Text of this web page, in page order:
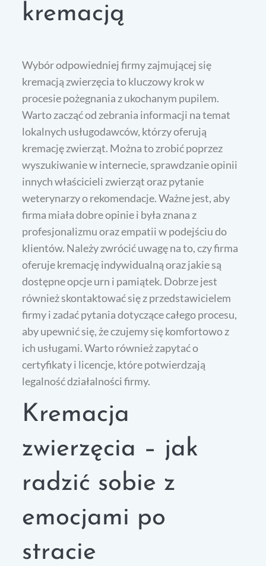
kremacją
Wybór odpowiedniej firmy zajmującej się
kremacją zwierzęcia to kluczowy krok w
procesie pożegnania z ukochanym pupilem.
Warto zacząć od zebrania informacji na temat
lokalnych usługodawców, którzy oferują
kremację zwierząt. Można to zrobić poprzez
wyszukiwanie w internecie, sprawdzanie opinii
innych właścicieli zwierząt oraz pytanie
weterynarzy o rekomendacje. Ważne jest, aby
firma miała dobre opinie i była znana z
profesjonalizmu oraz empatii w podejściu do
klientów. Należy zwrócić uwagę na to, czy firma
oferuje kremację indywidualną oraz jakie są
dostępne opcje urn i pamiątek. Dobrze jest
również skontaktować się z przedstawicielem
firmy i zadać pytania dotyczące całego procesu,
aby upewnić się, że czujemy się komfortowo z
ich usługami. Warto również zapytać o
certyfikaty i licencje, które potwierdzają
legalność działalności firmy.
Kremacja
zwierzęcia – jak
radzić sobie z
emocjami po
stracie